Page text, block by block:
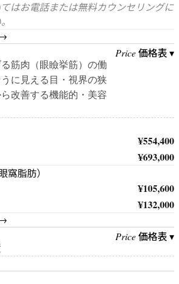
はお電話または無料カウンセリングに
る筋肉（眼瞼挙筋）の働
に見える目・視界の狭
改善する機能的・美容
Price価格表 ▾
¥554,400
¥693,000
窩脂肪）
¥105,600
¥132,000
Price価格表 ▾